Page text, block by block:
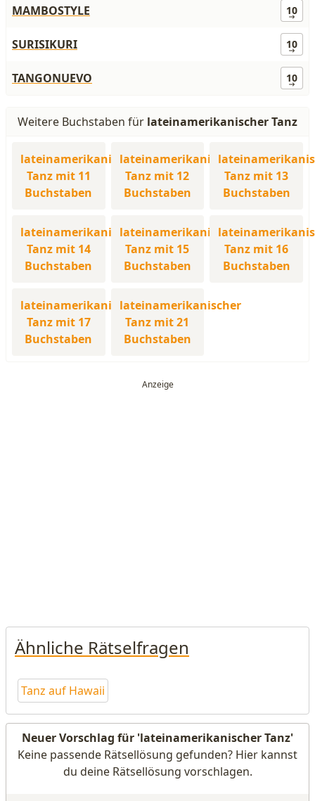
MAMBOSTYLE 10
SURISIKURI 10
TANGONUEVO 10
Weitere Buchstaben für lateinamerikanischer Tanz
lateinamerikanischer
Tanz mit 11
Buchstaben
lateinamerikanischer
Tanz mit 12
Buchstaben
Tanz mit 13
Buchstaben
lateinamerikanischer
Tanz mit 14
Buchstaben
lateinamerikanischer
Tanz mit 15
Buchstaben
Tanz mit 16
Buchstaben
lateinamerikanischer
Tanz mit 17
Buchstaben
lateinamerikanischer
Tanz mit 21
Buchstaben
Ähnliche Rätselfragen
Tanz auf Hawaii
Neuer Vorschlag für 'lateinamerikanischer Tanz'
Keine passende Rätsellösung gefunden? Hier kannst
du deine Rätsellösung vorschlagen.